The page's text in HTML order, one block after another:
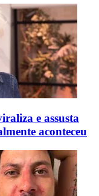
e assusta
aconteceu